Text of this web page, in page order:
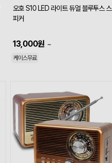
오호 S10 LED 라이트 듀얼 블루투스 스
피커
13,000원 ~
케이스무료